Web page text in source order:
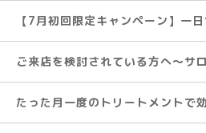
【7月初回限定キャンペーン】一
ご来店を検討されている方へ～サ
たった月一度のトリートメントで